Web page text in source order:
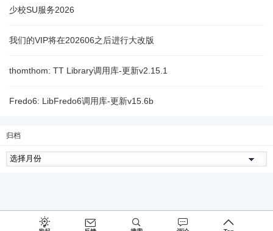
少校SU服务2026
我们的VIP将在202606之后进行大改版
thomthom: TT Library调用库-更新v2.15.1
Fredo6: LibFredo6调用库-更新v15.6b
归档